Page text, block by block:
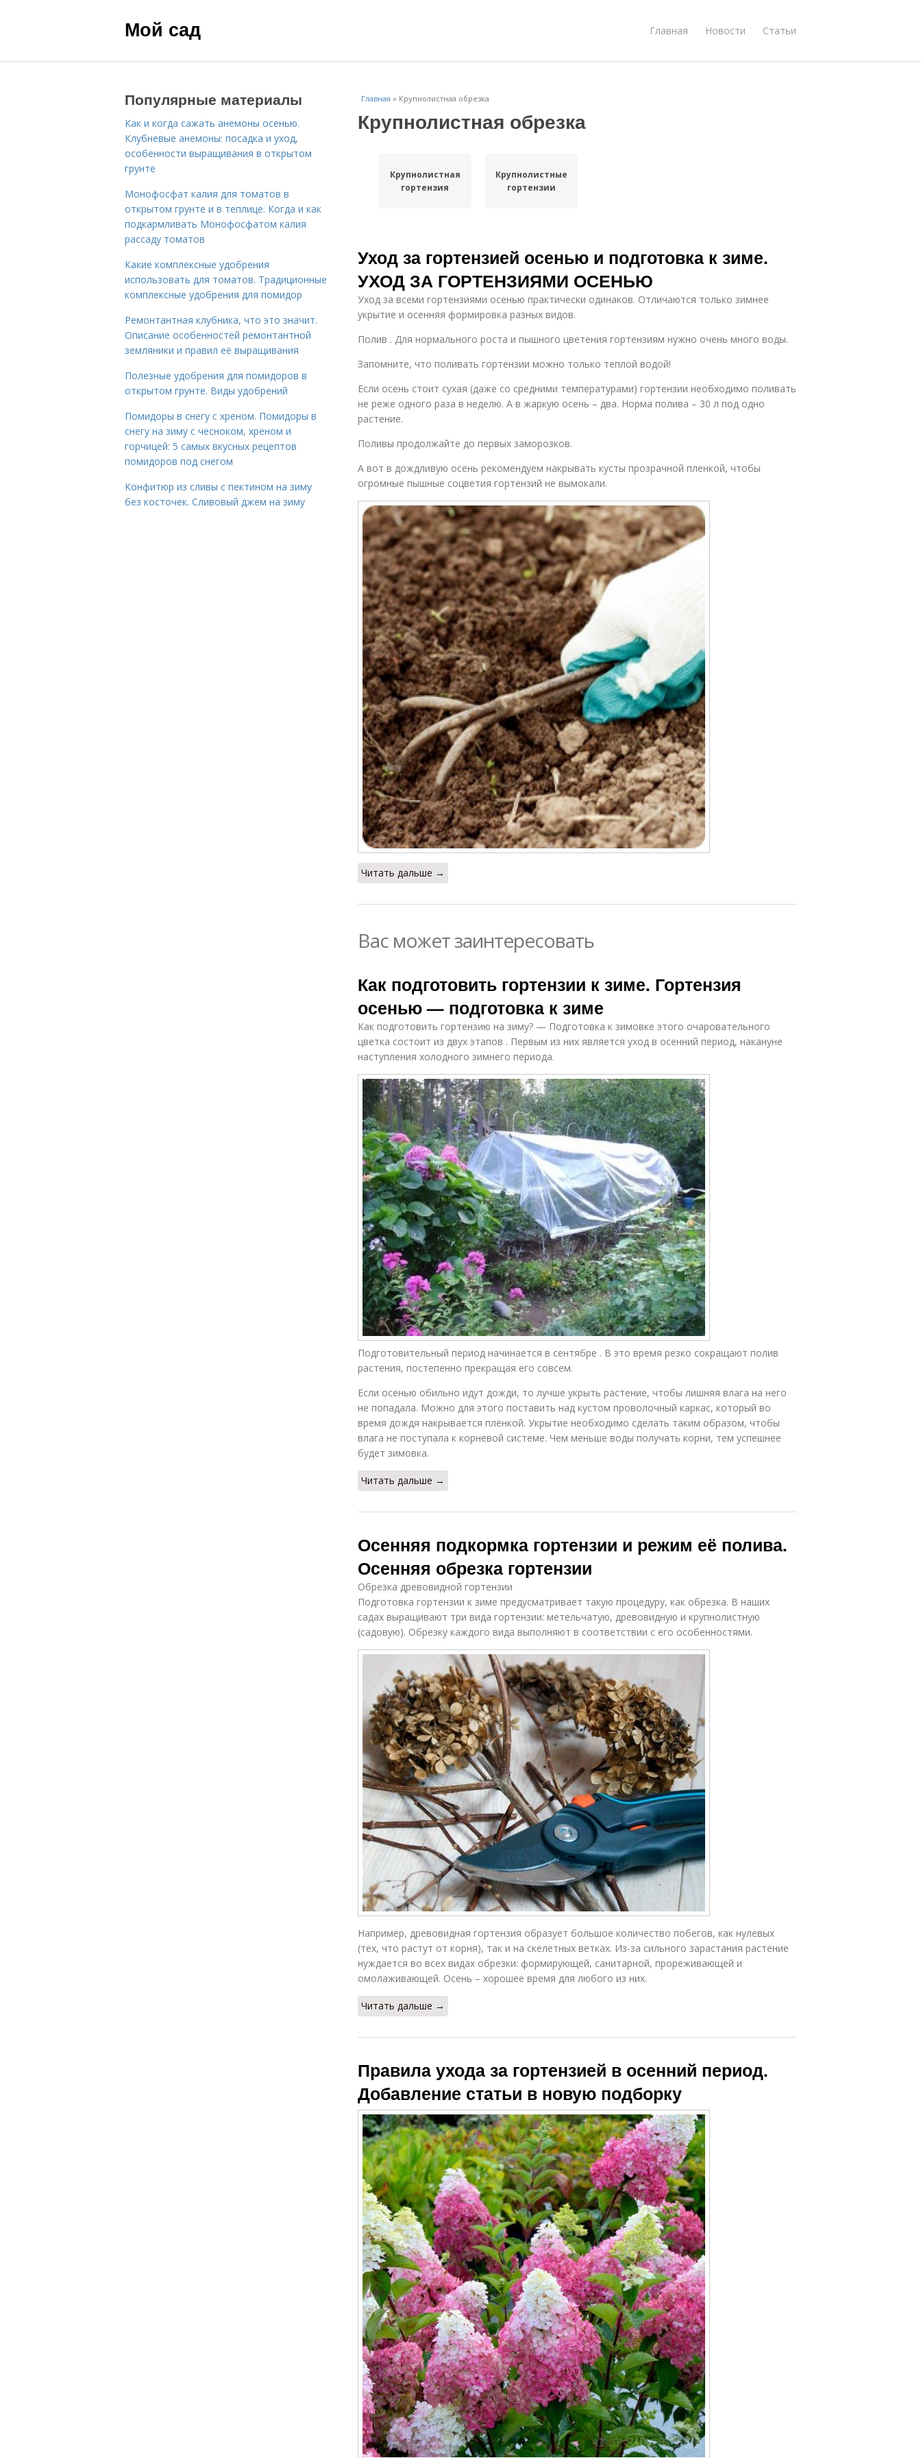
Мой сад Главная Новости Статьи
Главная » Крупнолистная обрезка
Крупнолистная обрезка
Крупнолистная
гортензия
Крупнолистные
гортензии
Уход за гортензией осенью и подготовка к зиме.
УХОД ЗА ГОРТЕНЗИЯМИ ОСЕНЬЮ
Уход за всеми гортензиями осенью практически одинаков. Отличаются только зимнее
укрытие и осенняя формировка разных видов.
Полив . Для нормального роста и пышного цветения гортензиям нужно очень много воды.
Запомните, что поливать гортензии можно только теплой водой!
Если осень стоит сухая (даже со средними температурами) гортензии необходимо поливать
не реже одного раза в неделю. А в жаркую осень – два. Норма полива – 30 л под одно
растение.
Поливы продолжайте до первых заморозков.
А вот в дождливую осень рекомендуем накрывать кусты прозрачной пленкой, чтобы
огромные пышные соцветия гортензий не вымокали.
Читать дальше →
Вас может заинтересовать
Как подготовить гортензии к зиме. Гортензия
осенью — подготовка к зиме
Как подготовить гортензию на зиму? — Подготовка к зимовке этого очаровательного
цветка состоит из двух этапов . Первым из них является уход в осенний период, накануне
наступления холодного зимнего периода.
Подготовительный период начинается в сентябре . В это время резко сокращают полив
растения, постепенно прекращая его совсем.
Если осенью обильно идут дожди, то лучше укрыть растение, чтобы лишняя влага на него
не попадала. Можно для этого поставить над кустом проволочный каркас, который во
время дождя накрывается плёнкой. Укрытие необходимо сделать таким образом, чтобы
влага не поступала к корневой системе. Чем меньше воды получать корни, тем успешнее
будет зимовка.
Читать дальше →
Осенняя подкормка гортензии и режим её полива.
Осенняя обрезка гортензии
Обрезка древовидной гортензии
Подготовка гортензии к зиме предусматривает такую процедуру, как обрезка. В наших
садах выращивают три вида гортензии: метельчатую, древовидную и крупнолистную
(садовую). Обрезку каждого вида выполняют в соответствии с его особенностями.
Например, древовидная гортензия образует большое количество побегов, как нулевых
(тех, что растут от корня), так и на скелетных ветках. Из-за сильного зарастания растение
нуждается во всех видах обрезки: формирующей, санитарной, прореживающей и
омолаживающей. Осень – хорошее время для любого из них.
Читать дальше →
Правила ухода за гортензией в осенний период.
Добавление статьи в новую подборку
Популярные материалы
Как и когда сажать анемоны осенью.
Клубневые анемоны: посадка и уход,
особенности выращивания в открытом
грунте
Монофосфат калия для томатов в
открытом грунте и в теплице. Когда и как
подкармливать Монофосфатом калия
рассаду томатов
Какие комплексные удобрения
использовать для томатов. Традиционные
комплексные удобрения для помидор
Ремонтантная клубника, что это значит.
Описание особенностей ремонтантной
земляники и правил её выращивания
Полезные удобрения для помидоров в
открытом грунте. Виды удобрений
Помидоры в снегу с хреном. Помидоры в
снегу на зиму с чесноком, хреном и
горчицей: 5 самых вкусных рецептов
помидоров под снегом
Конфитюр из сливы с пектином на зиму
без косточек. Сливовый джем на зиму